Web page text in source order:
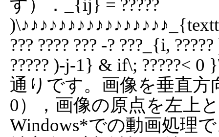
す）．_{ij} = ?????
??? ???? ??? -? ???_{i,
????? )-j-1} & if\; ?????<
通りです。画像を垂直方
0），画像の原点を左上
Windows*での動画処理